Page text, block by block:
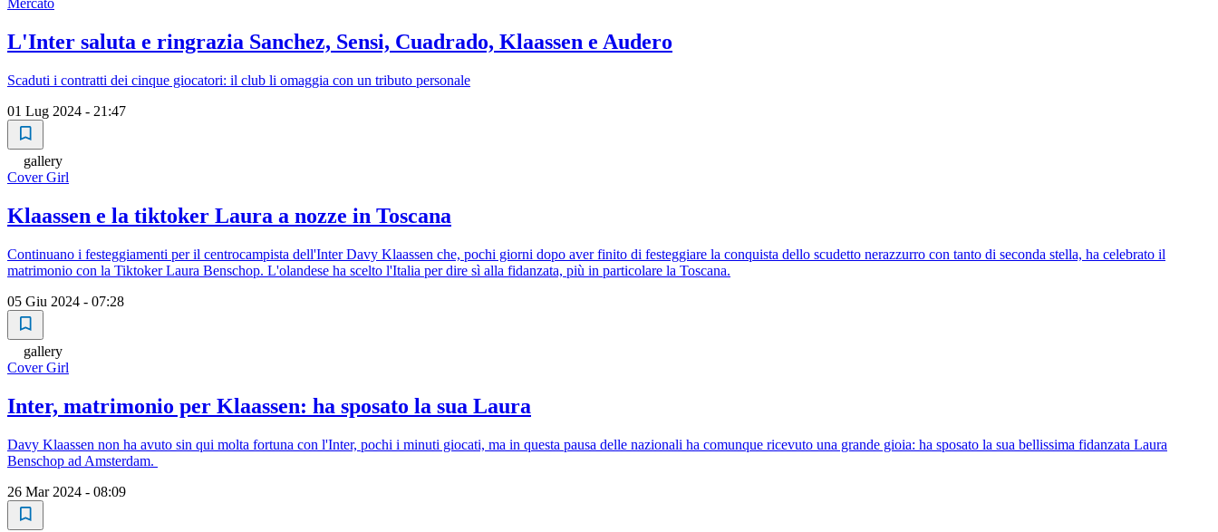
Mercato
L'Inter saluta e ringrazia Sanchez, Sensi, Cuadrado, Klaassen e Audero
Scaduti i contratti dei cinque giocatori: il club li omaggia con un tributo personale
01 Lug 2024 - 21:47
gallery
Cover Girl
Klaassen e la tiktoker Laura a nozze in Toscana
Continuano i festeggiamenti per il centrocampista dell'Inter Davy Klaassen che, pochi giorni dopo aver finito di festeggiare la conquista dello scudetto nerazzurro con tanto di seconda stella, ha celebrato il
matrimonio con la Tiktoker Laura Benschop. L'olandese ha scelto l'Italia per dire sì alla fidanzata, più in particolare la Toscana.
05 Giu 2024 - 07:28
gallery
Cover Girl
Inter, matrimonio per Klaassen: ha sposato la sua Laura
Davy Klaassen non ha avuto sin qui molta fortuna con l'Inter, pochi i minuti giocati, ma in questa pausa delle nazionali ha comunque ricevuto una grande gioia: ha sposato la sua bellissima fidanzata Laura
Benschop ad Amsterdam.
26 Mar 2024 - 08:09